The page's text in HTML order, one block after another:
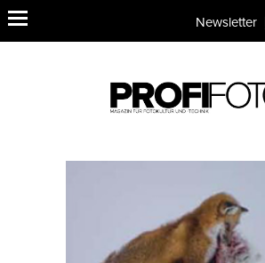
Newsletter